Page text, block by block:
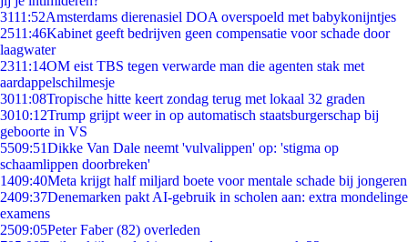
3111:52Amsterdams dierenasiel DOA overspoeld met babykonijntjes
2511:46Kabinet geeft bedrijven geen compensatie voor schade door
laagwater
2311:14OM eist TBS tegen verwarde man die agenten stak met
aardappelschilmesje
3011:08Tropische hitte keert zondag terug met lokaal 32 graden
3010:12Trump grijpt weer in op automatisch staatsburgerschap bij
geboorte in VS
5509:51Dikke Van Dale neemt 'vulvalippen' op: 'stigma op
schaamlippen doorbreken'
1409:40Meta krijgt half miljard boete voor mentale schade bij jongeren
2409:37Denemarken pakt AI-gebruik in scholen aan: extra mondelinge
examens
2509:05Peter Faber (82) overleden